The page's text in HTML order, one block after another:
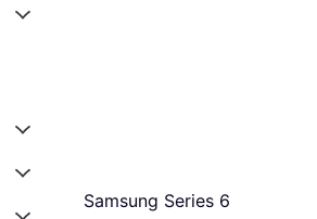
Samsung Series 6